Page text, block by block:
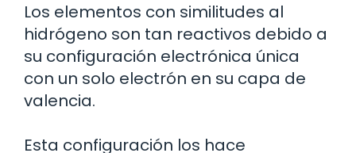
Los elementos con similitudes al
hidrógeno son tan reactivos debido a
su configuración electrónica única
con un solo electrón en su capa de
valencia.
Esta configuración los hace